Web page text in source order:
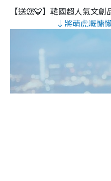
【送您🐯】韓國超人氣文創
↓將萌虎嘅慵